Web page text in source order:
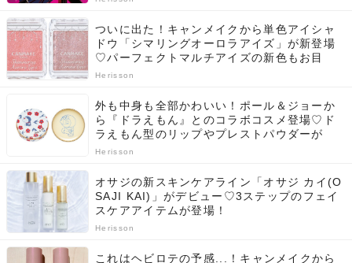
ついに出た！キャンメイクから単色アイシャ
ドウ「シマリングオーロラアイズ」が新登場
♡パーフェクトマルチアイズの新色もお目
見...
Herisson
外も中身も全部かわいい！ポール＆ジョーか
ら『ドラえもん』とのコラボコスメ登場♡ド
ラえもん型のリップやプレストパウダーが
お...
Herisson
オサジの新スキンケアライン「オサジ カイ(O
SAJI KAI)」がデビュー♡3ステップのフェイ
スケアアイテムが登場！
Herisson
これはヘビロテの予感...！キャンメイクから